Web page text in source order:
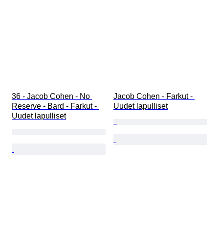
36 - Jacob Cohen - No
Reserve - Bard - Farkut -
Uudet lapulliset
Jacob Cohen - Farkut -
Uudet lapulliset